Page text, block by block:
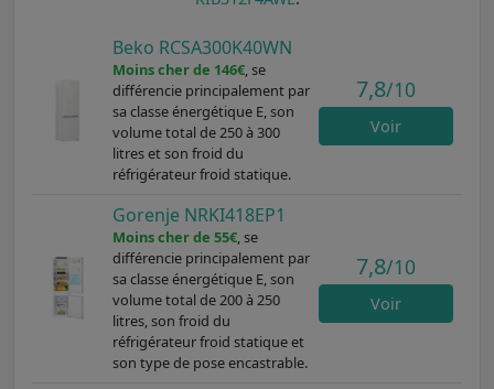
Beko RCSA300K40WN
Moins cher de 146€, se
différencie principalement par
sa classe énergétique E, son
volume total de 250 à 300
litres et son froid du
réfrigérateur froid statique.
7,8/10
Voir
Gorenje NRKI418EP1
Moins cher de 55€, se
différencie principalement par
sa classe énergétique E, son
volume total de 200 à 250
litres, son froid du
réfrigérateur froid statique et
son type de pose encastrable.
7,8/10
Voir